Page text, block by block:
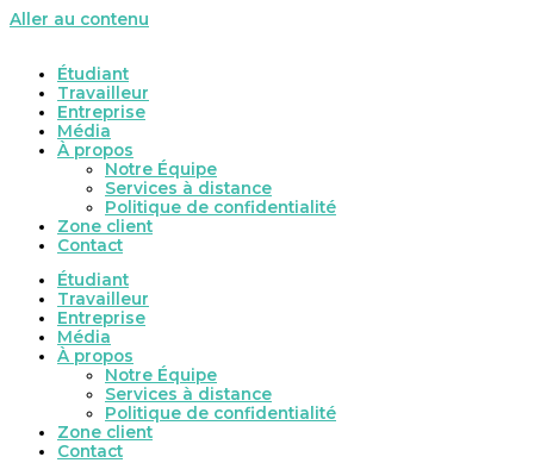
Aller au contenu
Étudiant
Travailleur
Entreprise
Média
À propos
Notre Équipe
Services à distance
Politique de confidentialité
Zone client
Contact
Étudiant
Travailleur
Entreprise
Média
À propos
Notre Équipe
Services à distance
Politique de confidentialité
Zone client
Contact